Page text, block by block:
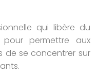
qui libère du
permettre aux
de se concentrer sur